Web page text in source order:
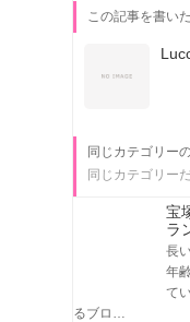
この記事を書い
同じカテゴリー
同じカテゴリー
宝
ラ
長
年
て
るブロ…